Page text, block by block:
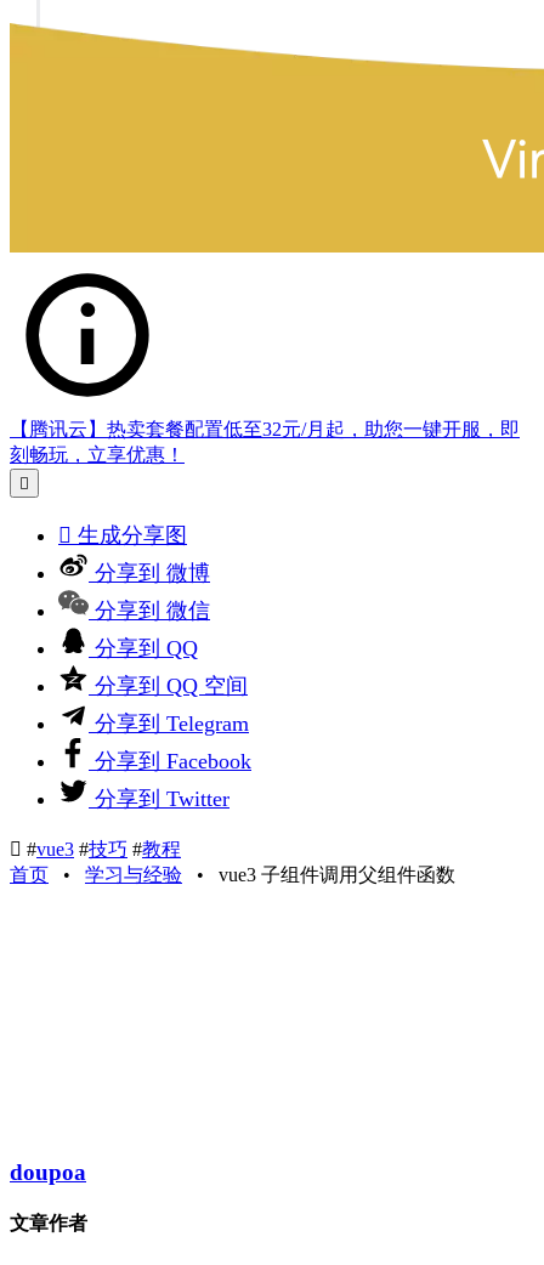
【腾讯云】热卖套餐配置低至32元/月起，助您一键开服，即
刻畅玩，立享优惠！

 生成分享图
分享到 微博
分享到 微信
分享到 QQ
分享到 QQ 空间
分享到 Telegram
分享到 Facebook
分享到 Twitter
 #vue3 #技巧 #教程
首页
• 学习与经验 • vue3 子组件调用父组件函数
doupoa
文章作者